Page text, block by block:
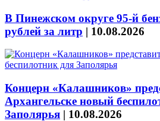
В Пинежском округе 95-й
рублей за литр | 10.08.2026
Концерн «Калашников»
Архангельске новый
Заполярья | 10.08.2026